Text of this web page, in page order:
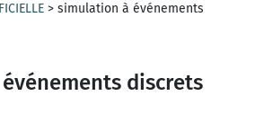
>simulation à événements
discrets